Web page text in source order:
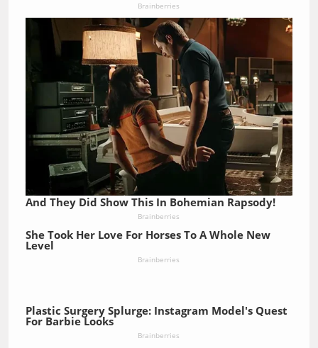
Brainberries
And They Did Show This In Bohemian Rapsody!
Brainberries
She Took Her Love For Horses To A Whole New
Level
Brainberries
Plastic Surgery Splurge: Instagram Model's Quest
For Barbie Looks
Brainberries